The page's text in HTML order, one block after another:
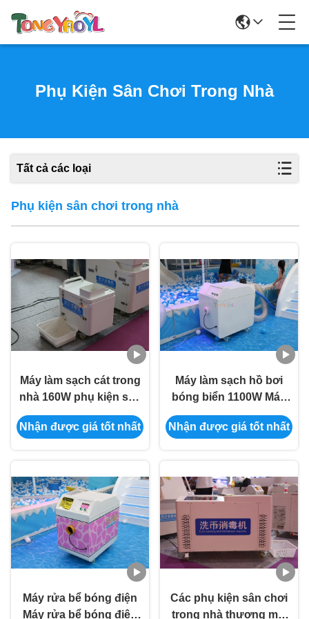
Phụ Kiện Sân Chơi Trong Nhà
Tất cả các loại
Phụ kiện sân chơi trong nhà
Máy làm sạch cát trong
nhà 160W phụ kiện sân
chơi trong nhà
500×380×500mm đa
Nhận được giá tốt nhất
Máy làm sạch hồ bơi
bóng biển 1100W Máy
làm sạch hồ bơi bóng
thương mại
Nhận được giá tốt nhất
Máy rửa bể bóng điện
Máy rửa bể bóng điện
Các phụ kiện sân chơi
trong nhà thương mại